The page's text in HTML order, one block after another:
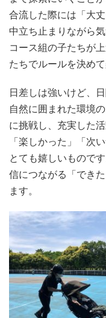
合流した際には「大
中立ち止まりながら
コース組の子たちが
たちでルールを決め
日差しは強いけど、
自然に囲まれた環境
に挑戦し、充実した
「楽しかった」「次
とても嬉しいもので
信につながる「でき
ます。